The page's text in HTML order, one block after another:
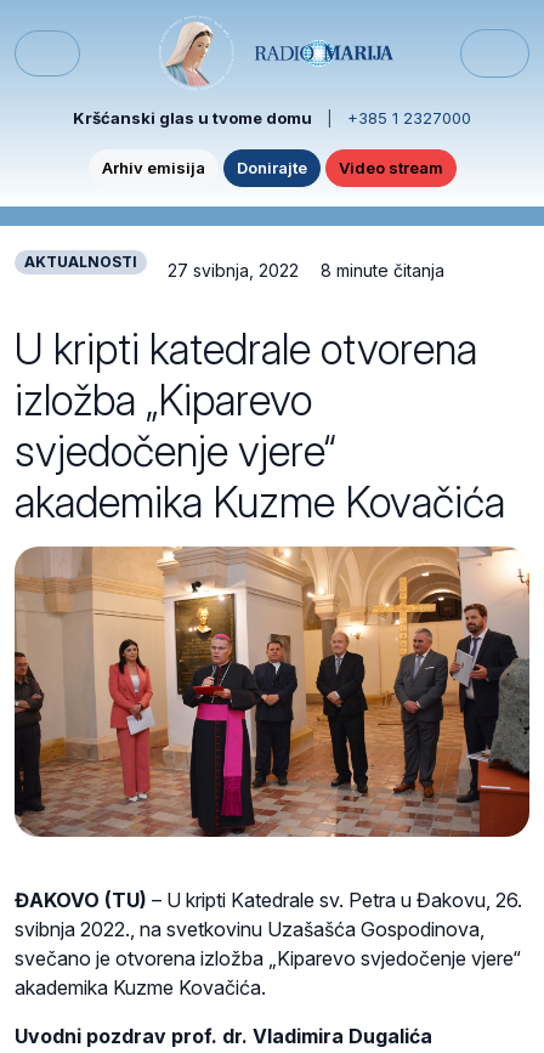
Menu
Kršćanski glas u tvome domu +385 1 2327000
Arhiv emisija Donirajte Video stream
AKTUALNOSTI 27 svibnja, 2022 8 minute čitanja
U kripti katedrale otvorena
izložba „Kiparevo
svjedočenje vjere“
akademika Kuzme Kovačića
ĐAKOVO (TU) – U kripti Katedrale sv. Petra u Đakovu, 26.
svibnja 2022., na svetkovinu Uzašašća Gospodinova,
svečano je otvorena izložba „Kiparevo svjedočenje vjere“
akademika Kuzme Kovačića.
Uvodni pozdrav prof. dr. Vladimira Dugalića